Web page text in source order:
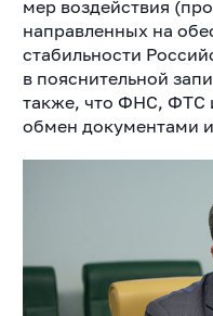
мер воздействия
направленных на
стабильности
в пояснительной
также, что ФНС, ФТС
обмен документами